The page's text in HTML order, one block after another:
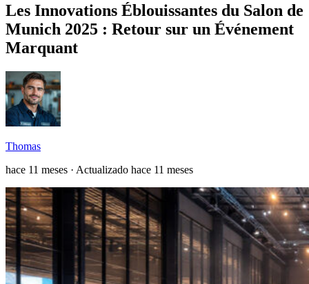
Les Innovations Éblouissantes du Salon de
Munich 2025 : Retour sur un Événement
Marquant
Thomas
hace 11 meses · Actualizado hace 11 meses